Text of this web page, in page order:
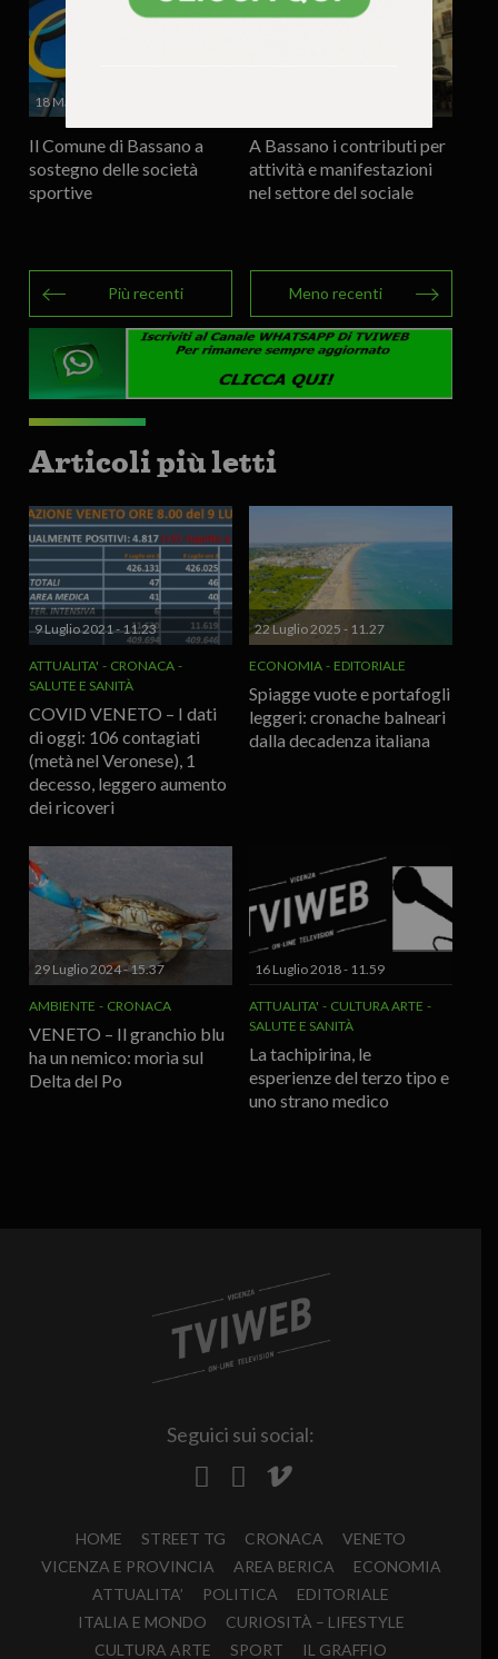
18 Marzo 2025 - 17.52
Il Comune di Bassano a
sostegno delle società
sportive
A Bassano i contributi per
attività e manifestazioni
nel settore del sociale
Più recenti Meno recenti
Articoli più letti
9 Luglio 2021 - 11.23
ATTUALITA'
CRONACA
SALUTE E SANITÀ
COVID VENETO – I dati
di oggi: 106 contagiati
(metà nel Veronese), 1
decesso, leggero aumento
dei ricoveri
22 Luglio 2025 - 11.27
ECONOMIA EDITORIALE
Spiagge vuote e portafogli
leggeri: cronache balneari
dalla decadenza italiana
29 Luglio 2024 - 15.37
AMBIENTE CRONACA
VENETO – Il granchio blu
ha un nemico: morìa sul
Delta del Po
16 Luglio 2018 - 11.59
ATTUALITA'
CULTURA ARTE
SALUTE E SANITÀ
La tachipirina, le
esperienze del terzo tipo e
uno strano medico
Seguici sui social:
HOME STREET TG CRONACA
VENETO
VICENZA E PROVINCIA
AREA BERICA
ECONOMIA
ATTUALITA’
POLITICA
EDITORIALE
ITALIA E MONDO
CURIOSITÀ – LIFESTYLE
CULTURA ARTE
SPORT IL GRAFFIO